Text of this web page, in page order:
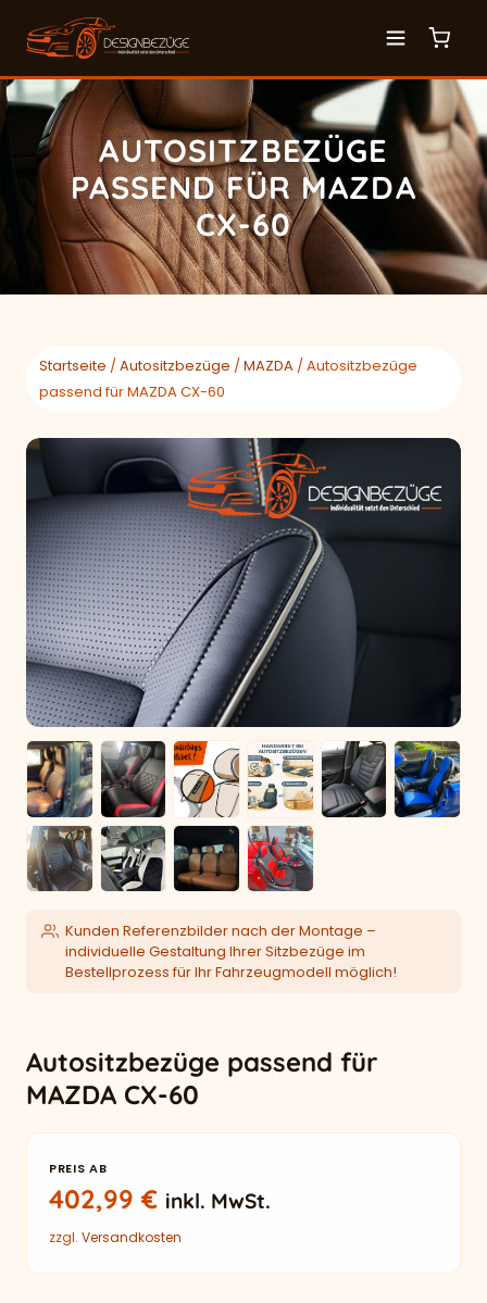
AUTOSITZBEZÜGE
PASSEND FÜR MAZDA
CX-60
Startseite /Autositzbezüge /MAZDA / Autositzbezüge
passend für MAZDA CX-60
Kunden Referenzbilder nach der Montage –
individuelle Gestaltung Ihrer Sitzbezüge im
Bestellprozess für Ihr Fahrzeugmodell möglich!
Autositzbezüge passend für
MAZDA CX-60
PREIS AB
402,99€ inkl. MwSt.
zzgl. Versandkosten